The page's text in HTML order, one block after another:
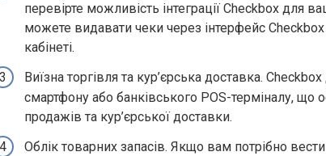
перевірте можливість інтеграції Checkbox для
можете видавати чеки через інтерфейс
кабінеті.
Виїзна торгівля та кур’єрська доставка.
смартфону або банківського POS-терміналу, що
продажів та кур’єрської доставки.
Облік товарних запасів. Якщо вам потрібно